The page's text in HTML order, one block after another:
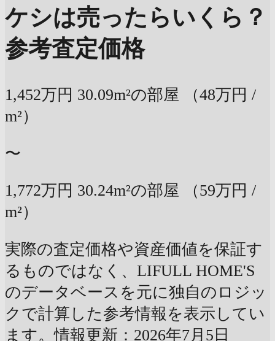
ケシは売ったらいくら？
参考査定価格
1,452万円 30.09m²の部屋
（48万円 /
m²）
〜
1,772万円 30.24m²の部屋
（59万円 /
m²）
実際の査定価格や資産価値を保証す
るものではなく、LIFULL HOME'S
のデータベースを元に独自のロジッ
クで計算した参考情報を表示してい
ます。情報更新：2026年7月5日